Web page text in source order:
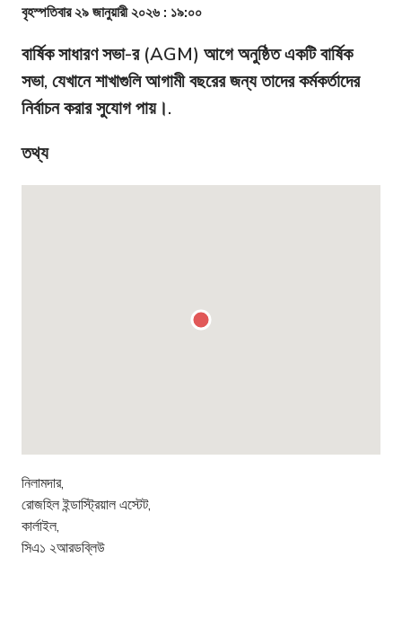
বৃহস্পতিবার ২৯ জানুয়ারী ২০২৬ : ১৯:০০
বার্ষিক সাধারণ সভা-র (AGM) আগে অনুষ্ঠিত একটি বার্ষিক
সভা, যেখানে শাখাগুলি আগামী বছরের জন্য তাদের কর্মকর্তাদের
নির্বাচন করার সুযোগ পায়।.
তথ্য
নিলামদার,
রোজহিল ইন্ডাস্ট্রিয়াল এস্টেট,
কার্লাইল,
সিএ১ ২আরডব্লিউ